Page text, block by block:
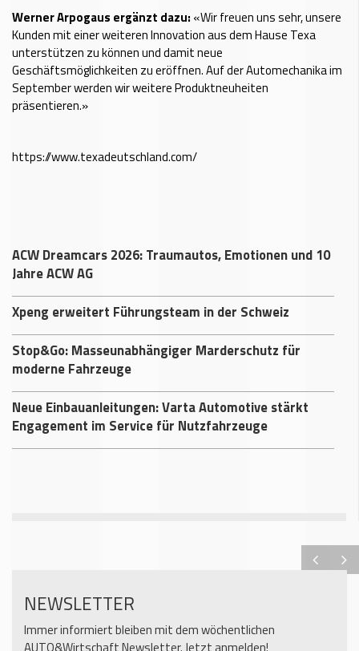
Werner Arpogaus ergänzt dazu: «Wir freuen uns sehr, unsere
Kunden mit einer weiteren Innovation aus dem Hause Texa
unterstützen zu können und damit neue
Geschäftsmöglichkeiten zu eröffnen. Auf der Automechanika im
September werden wir weitere Produktneuheiten
präsentieren.»
https://www.texadeutschland.com/
ACW Dreamcars 2026: Traumautos, Emotionen und 10
Jahre ACW AG
Xpeng erweitert Führungsteam in der Schweiz
Stop&Go: Masseunabhängiger Marderschutz für
moderne Fahrzeuge
Neue Einbauanleitungen: Varta Automotive stärkt
Engagement im Service für Nutzfahrzeuge
NEWSLETTER
Immer informiert bleiben mit dem wöchentlichen
AUTO&Wirtschaft Newsletter. Jetzt anmelden!